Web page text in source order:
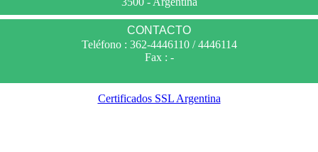
CONTACTO
Teléfono : 362-4446110 / 4446114
Fax : -
Certificados SSL Argentina